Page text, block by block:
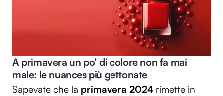
A primavera un po’ di colore non fa mai
male: le nuances più gettonate
Sapevate che la primavera 2024 rimette in